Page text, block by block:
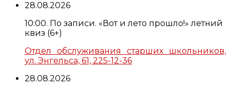
28.08.2026
10:00. По записи. «Вот и лето прошло!» летний
квиз (6+)
Отдел обслуживания старших школьников,
ул. Энгельса, 61, 225-12-36
28.08.2026